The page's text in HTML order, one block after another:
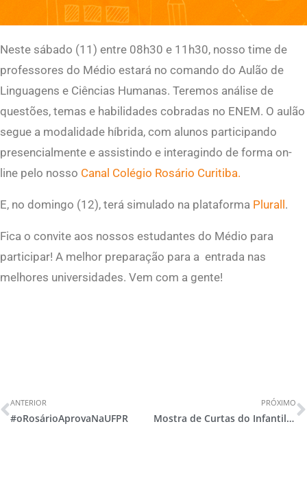
Neste sábado (11) entre 08h30 e 11h30, nosso time de
professores do Médio estará no comando do Aulão de
Linguagens e Ciências Humanas. Teremos análise de
questões, temas e habilidades cobradas no ENEM. O aulão
segue a modalidade híbrida, com alunos participando
presencialmente e assistindo e interagindo de forma on-
line pelo nosso Canal Colégio Rosário Curitiba.
E, no domingo (12), terá simulado na plataforma Plurall.
Fica o convite aos nossos estudantes do Médio para
participar! A melhor preparação para a entrada nas
melhores universidades. Vem com a gente!
ANTERIOR
#oRosárioAprovaNaUFPR
PRÓXIMO
Mostra de Curtas do Infantil e 1º ano